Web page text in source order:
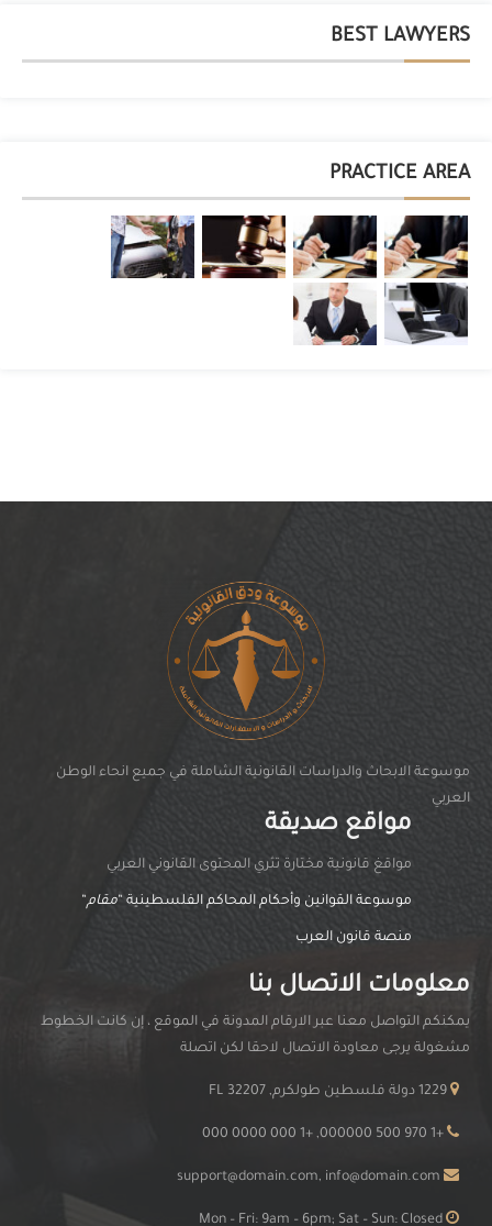
BEST LAWYERS
PRACTICE AREA
موسوعة الابحاث والدراسات القانونية الشاملة في جميع انحاء الوطن
العربي
مواقع صديقة
مواقغ قانونية مختارة تثري المحتوى القانوني العربي
موسوعة القوانين وأحكام المحاكم الفلسطينية “مقام“
منصة قانون العرب
معلومات الاتصال بنا
يمكنكم التواصل معنا عبر الارقام المدونة في الموقع ، إن كانت الخطوط
مشغولة يرجى معاودة الاتصال لاحقا لكن اتصلة
+1 970 500 000000, +1 000 0000 000